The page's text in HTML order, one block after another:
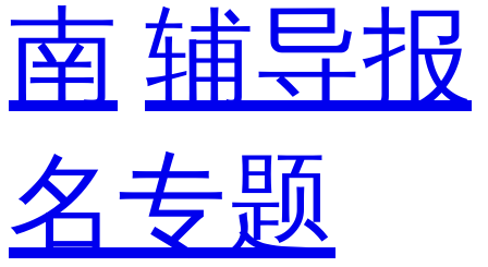
南 辅导报
名专题